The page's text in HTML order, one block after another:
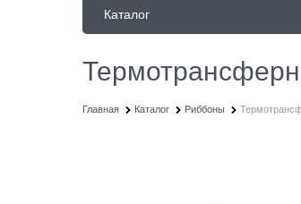
Каталог
Главная Каталог Риббоны